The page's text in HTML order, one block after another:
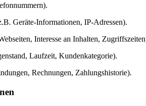
Geräte-Informationen, IP-Adressen).
Interesse an Inhalten,
Laufzeit, Kundenkategorie).
Rechnungen, Zahlungshistorie).